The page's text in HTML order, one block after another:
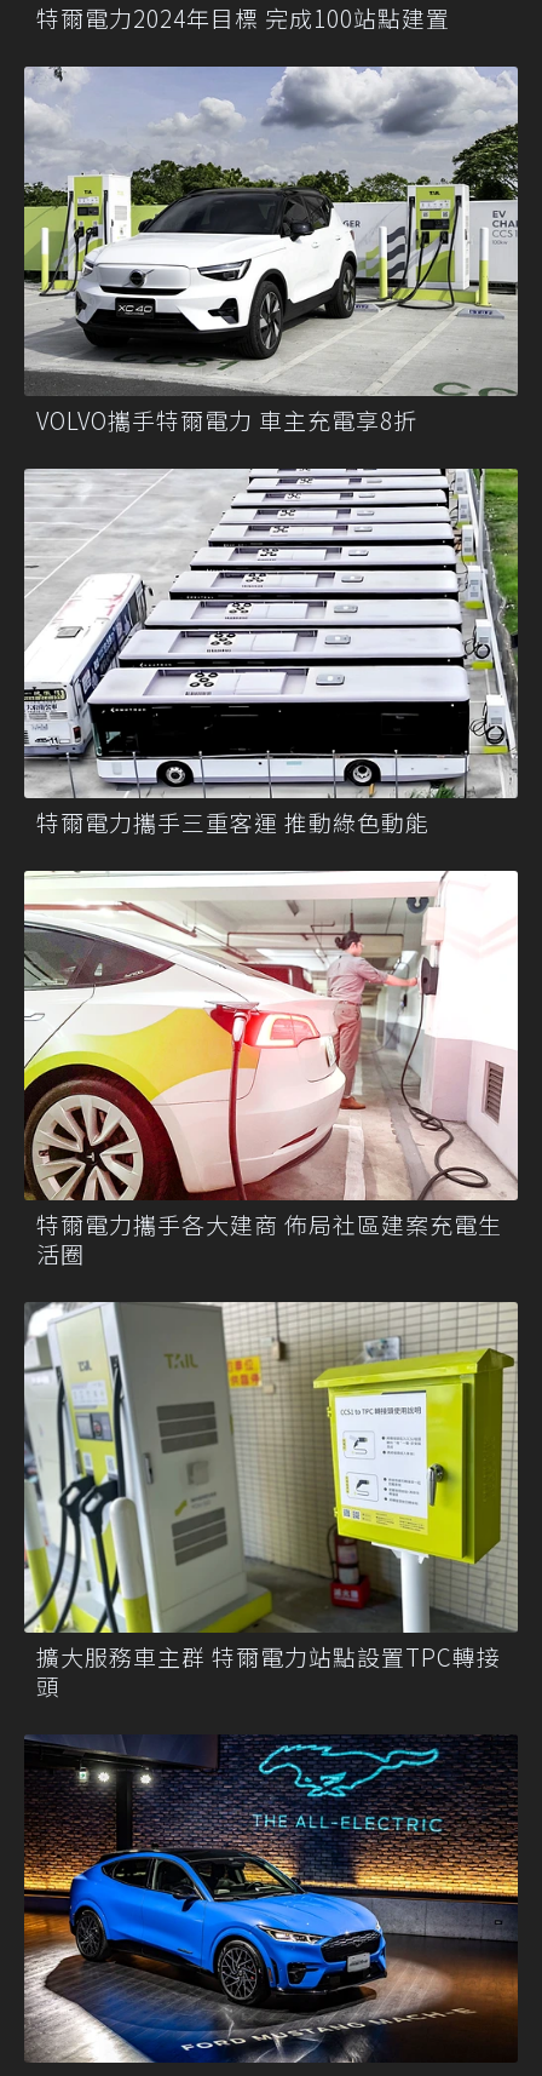
特爾電力2024年目標 完成100站點建置
VOLVO攜手特爾電力 車主充電享8折
特爾電力攜手三重客運 推動綠色動能
特爾電力攜手各大建商 佈局社區建案充電生
活圈
擴大服務車主群 特爾電力站點設置TPC轉接
頭